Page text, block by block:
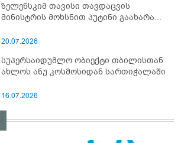
ზელენსკიმ თავისი თავდაცვის
მინისტრის მოხსნით პუტინი გაახარა...
20.07.2026
სუპერსაიდუმლო ობიექტი თბილისთან
ახლოს ანუ კოსმოსიდან სართიჭალაში
16.07.2026